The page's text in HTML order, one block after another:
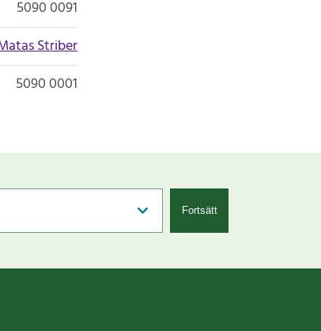
5090 0091
Striber
5090 0001
Fortsätt